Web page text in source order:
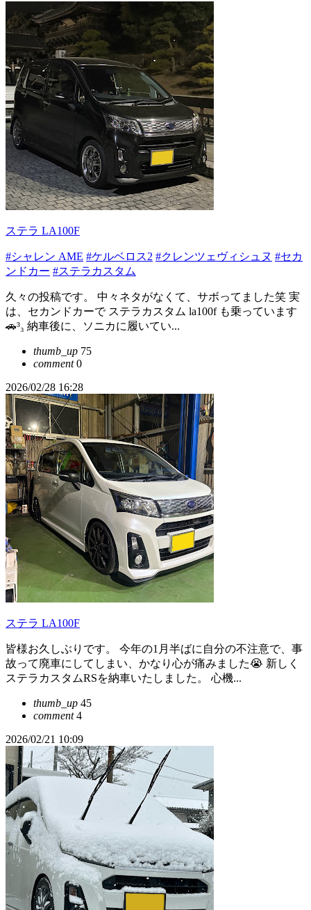
ステラ LA100F
#シャレン AME #ケルベロス2 #クレンツェヴィシュヌ #セカ
ンドカー #ステラカスタム
久々の投稿です。 中々ネタがなくて、サボってました笑 実
は、セカンドカーで ステラカスタム la100f も乗っています
🚗³₃ 納車後に、ソニカに履いてい...
thumb_up 75
comment0
2026/02/28 16:28
ステラ LA100F
皆様お久しぶりです。 今年の1月半ばに自分の不注意で、事
故って廃車にしてしまい、かなり心が痛みました😭 新しく
ステラカスタムRSを納車いたしました。 心機...
thumb_up 45
comment4
2026/02/21 10:09